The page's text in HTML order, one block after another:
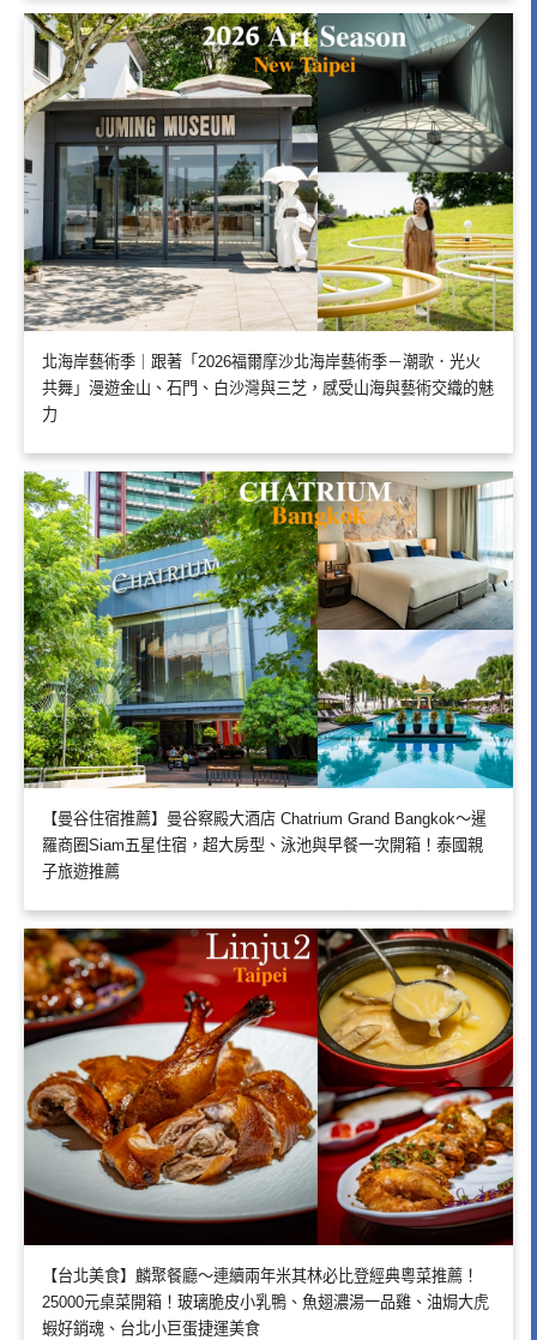
北海岸藝術季｜跟著「2026福爾摩沙北海岸藝術季－潮歌．光火
共舞」漫遊金山、石門、白沙灣與三芝，感受山海與藝術交織的魅
力
【曼谷住宿推薦】曼谷察殿大酒店 Chatrium Grand Bangkok～暹
羅商圈Siam五星住宿，超大房型、泳池與早餐一次開箱！泰國親
子旅遊推薦
【台北美食】麟聚餐廳～連續兩年米其林必比登經典粵菜推薦！
25000元桌菜開箱！玻璃脆皮小乳鴨、魚翅濃湯一品雞、油焗大虎
蝦好銷魂、台北小巨蛋捷運美食